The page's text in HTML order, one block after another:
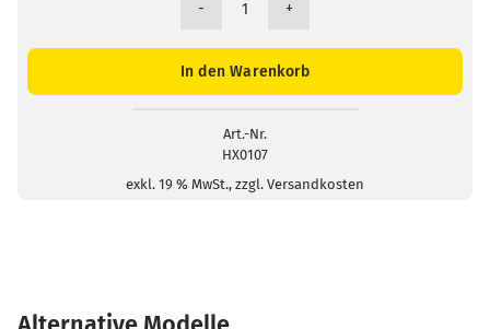
Satz
2
Stecker/4mm-
Buchse
Menge
In den Warenkorb
Art.-Nr.
HX0107
exkl. 19 % MwSt., zzgl. Versandkosten